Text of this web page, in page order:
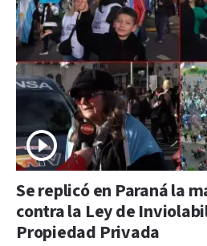
Se replicó en Paraná la
contra la Ley de
Propiedad Privada